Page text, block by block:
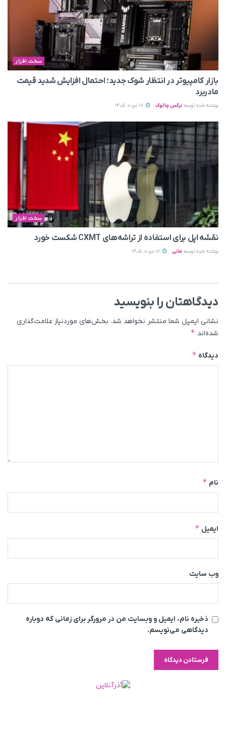
سخت افزار
بازار کامپیوتر در انتظار شوک جدید؛ احتمال افزایش شدید قیمت
مادربرد
نوشته شده توسط نرگس چالوک
سخت افزار
نقشه اپل برای استفاده از تراشه‌های CXMT شکست خورد
نوشته شده توسط مانی
دیدگاهتان را بنویسید
نشانی ایمیل شما منتشر نخواهد شد. بخش‌های موردنیاز علامت‌گذاری
شده‌اند *
دیدگاه *
نام *
ایمیل *
وب‌ سایت
ذخیره نام، ایمیل و وبسایت من در مرورگر برای زمانی که دوباره
دیدگاهی می‌نویسم.